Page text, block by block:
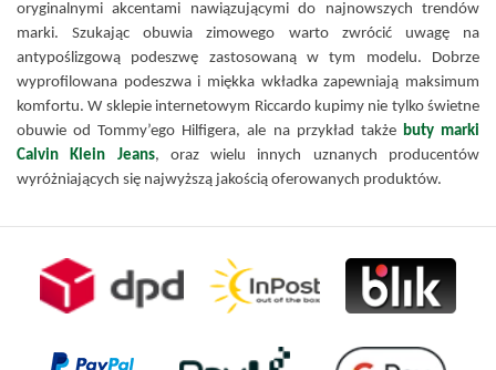
oryginalnymi akcentami nawiązującymi do najnowszych trendów
marki. Szukając obuwia zimowego warto zwrócić uwagę na
antypoślizgową podeszwę zastosowaną w tym modelu. Dobrze
wyprofilowana podeszwa i miękka wkładka zapewniają maksimum
komfortu. W sklepie internetowym Riccardo kupimy nie tylko świetne
obuwie od Tommy’ego Hilfigera, ale na przykład także buty marki
Calvin Klein Jeans, oraz wielu innych uznanych producentów
wyróżniających się najwyższą jakością oferowanych produktów.